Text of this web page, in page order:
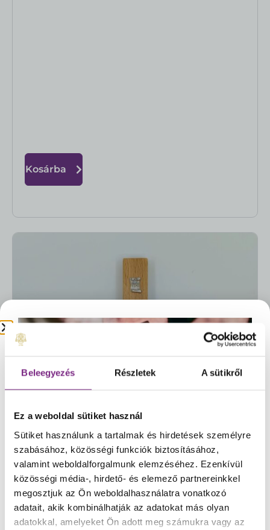
Beleegyezés Részletek A sütikről
Ez a weboldal sütiket használ
Sütiket használunk a tartalmak és hirdetések személyre
szabásához, közösségi funkciók biztosításához,
valamint weboldalforgalmunk elemzéséhez. Ezenkívül
közösségi média-, hirdető- és elemező partnereinkkel
megosztjuk az Ön weboldalhasználatra vonatkozó
adatait, akik kombinálhatják az adatokat más olyan
adatokkal, amelyeket Ön adott meg számukra vagy az
Kosárba
MEGTEKINTÉS
Feszület – Szent Benedek – natúr fa
☀️Kedves Vásárlóink!
A rendkívüli meleg időjárásra való tekintettel
csokoládéink rendelését és kiszállítását
átmenetileg felfüggesztjük.Ezzel szeretnénk
biztosítani, hogy termékeink változatlanul, a
tőlünk megszokott minőségben jussanak el